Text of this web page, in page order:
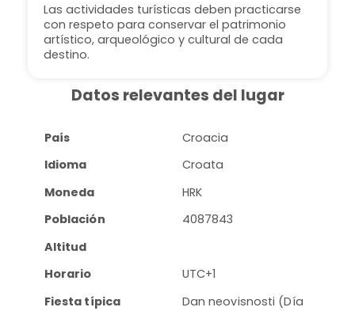
Las actividades turísticas deben practicarse
con respeto para conservar el patrimonio
artístico, arqueológico y cultural de cada
destino.
Datos relevantes del lugar
País
Croacia
Idioma
Croata
Moneda
HRK
Población
4087843
Altitud
Horario
UTC+1
Fiesta típica
Dan neovisnosti (Día